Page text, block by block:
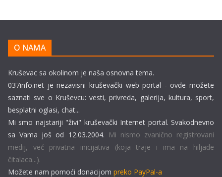
O NAMA
Kruševac sa okolinom je naša osnovna tema.
037info.net je nezavisni kruševački web portal - ovde možete
saznati sve o Kruševcu: vesti, privreda, galerija, kultura, sport,
besplatni oglasi, chat...
Mi smo najstariji "živi" kruševački Internet portal. Svakodnevno
sa Vama još od 12.03.2004. Mi nismo zvanično registrovani
medij, već privatna inicijativa (koja traje i ima na hiljade
čitalaca...).
Možete nam pomoći donacijom preko PayPal-a